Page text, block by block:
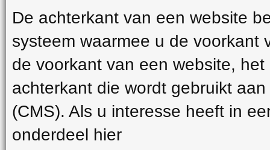
De achterkant van een website
systeem waarmee u de voorkant
de voorkant van een website,
achterkant die wordt gebruikt
(CMS). Als u interesse heeft in
onderdeel hier